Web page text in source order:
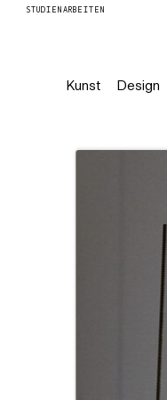
STUDIENARBEITEN
Kunst Design